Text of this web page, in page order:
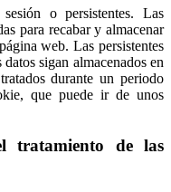
o persistentes. Las
para recabar y almacenar
web. Las persistentes
sigan almacenados en
durante un periodo
que puede ir de unos
tratamiento de las